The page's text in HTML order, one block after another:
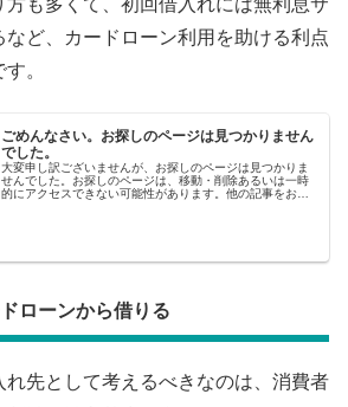
など、カードローン利用を助ける利点
。
ごめんなさい。お探しのページは見つかりません
でした。
大変申し訳ございませんが、お探しのページは見つかりま
せんでした。お探しのページは、移動・削除あるいは一時
的にアクセスできない可能性があります。他の記事をお探
ローンから借りる
れ先として考えるべきなのは、消費者